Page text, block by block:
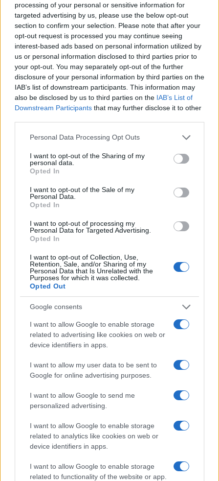
processing of your personal or sensitive information for
targeted advertising by us, please use the below opt-out
section to confirm your selection. Please note that after your
opt-out request is processed you may continue seeing
interest-based ads based on personal information utilized by
us or personal information disclosed to third parties prior to
your opt-out. You may separately opt-out of the further
disclosure of your personal information by third parties on the
IAB’s list of downstream participants. This information may
also be disclosed by us to third parties on the IAB’s List of
Downstream Participants that may further disclose it to other
Please note that this website/app uses one or more Google
not limited to your visit or usage behaviour. You may click to
grant or deny consent to Google and its third-party tags to
use your data for below specified purposes in below Google
consent section.
Personal Data Processing Opt Outs
I want to opt-out of the Sharing of my
personal data.
Opted In
I want to opt-out of the Sale of my
Personal Data.
Opted In
I want to opt-out of processing my
Personal Data for Targeted Advertising.
Opted In
I want to opt-out of Collection, Use,
Retention, Sale, and/or Sharing of my
Personal Data that Is Unrelated with the
Purposes for which it was collected.
Opted Out
Google consents
I want to allow Google to enable storage
related to advertising like cookies on web or
device identifiers in apps.
I want to allow my user data to be sent to
Google for online advertising purposes.
I want to allow Google to send me
personalized advertising.
I want to allow Google to enable storage
related to analytics like cookies on web or
device identifiers in apps.
I want to allow Google to enable storage
related to functionality of the website or app.
AUTORE
Andrea Conforti
Andrea Conforti, 46enne torinese dal look
casual e naturale, è un analista tattico che
quando annotò la rimonta al box stampa dello
Stadio Olimpico Grande Torino: da
quell'appunto nacque la sua linea editoriale,
che propugna spiegazioni visive per il tifoso
critico. Dettaglio unico: una stagione
allenatore under15 al Chieri e ciclista urbano.